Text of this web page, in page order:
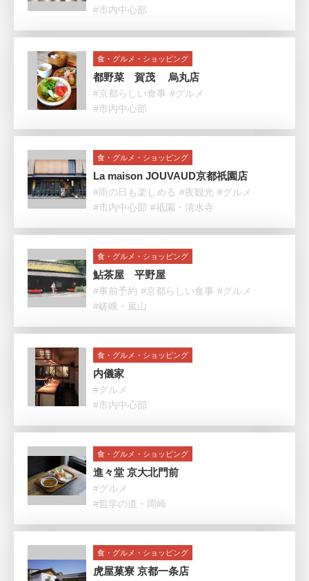
#市内中心部
食・グルメ・ショッピング
都野菜 賀茂 烏丸店
#京都らしい食事 #グルメ
#市内中心部
食・グルメ・ショッピング
La maison JOUVAUD京都祇園店
#雨の日も楽しめる #夜観光 #グルメ
#市内中心部 #祇園・清水寺
食・グルメ・ショッピング
鮎茶屋 平野屋
#事前予約 #京都らしい食事 #グルメ
#嵯峨・嵐山
食・グルメ・ショッピング
内儀家
#グルメ
#市内中心部
食・グルメ・ショッピング
進々堂 京大北門前
#グルメ
#哲学の道・岡崎
食・グルメ・ショッピング
虎屋菓寮 京都一条店